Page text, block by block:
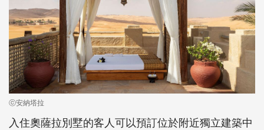
ⓒ安納塔拉
入住奧薩拉別墅的客人可以預訂位於附近獨立建築中